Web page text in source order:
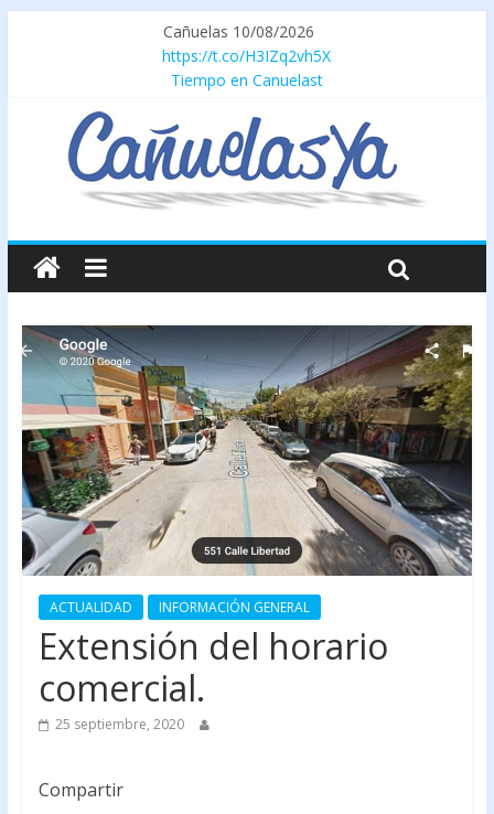
Cañuelas 10/08/2026
https://t.co/H3IZq2vh5X
Tiempo en Canuelast
ACTUALIDAD INFORMACIÓN GENERAL
Extensión del horario
comercial.
25 septiembre, 2020
Compartir